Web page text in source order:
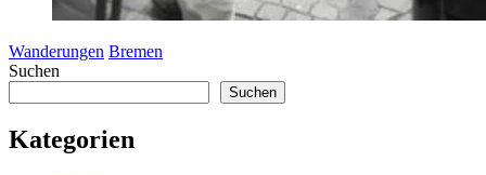
Wanderungen Bremen
Suchen
Suchen
Kategorien